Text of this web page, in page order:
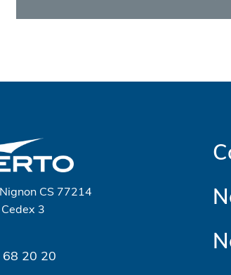
CS 77214
3
68 20 20